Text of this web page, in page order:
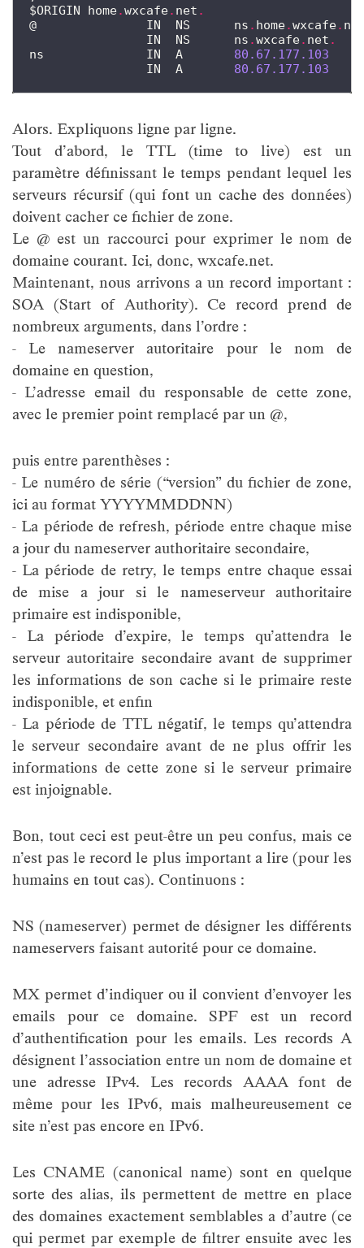
$ORIGIN
home.wxcafe. net .
@
IN NS ns . home.wxcafe.
IN
NS ns .wxcafe. net .
ns
IN A
80.67.177.103
IN
A 80.67.177.103
Alors. Expliquons ligne par ligne.
Tout d’abord, le TTL (time to live) est un
paramètre définissant le temps pendant lequel les
serveurs récursif (qui font un cache des données)
doivent cacher ce fichier de zone.
Le @ est un raccourci pour exprimer le nom de
domaine courant. Ici, donc, wxcafe.net.
Maintenant, nous arrivons a un record important :
SOA (Start of Authority). Ce record prend de
nombreux arguments, dans l’ordre :
- Le nameserver autoritaire pour le nom de
domaine en question,
- L’adresse email du responsable de cette zone,
avec le premier point remplacé par un @,
puis entre parenthèses :
- Le numéro de série (“version” du fichier de zone,
ici au format YYYYMMDDNN)
- La période de refresh, période entre chaque mise
a jour du nameserver authoritaire secondaire,
- La période de retry, le temps entre chaque essai
de mise a jour si le nameserveur authoritaire
primaire est indisponible,
- La période d’expire, le temps qu’attendra le
serveur autoritaire secondaire avant de supprimer
les informations de son cache si le primaire reste
indisponible, et enfin
- La période de TTL négatif, le temps qu’attendra
le serveur secondaire avant de ne plus offrir les
informations de cette zone si le serveur primaire
est injoignable.
Bon, tout ceci est peut-être un peu confus, mais ce
n’est pas le record le plus important a lire (pour les
humains en tout cas). Continuons :
NS (nameserver) permet de désigner les différents
nameservers faisant autorité pour ce domaine.
MX permet d’indiquer ou il convient d’envoyer les
emails pour ce domaine. SPF est un record
d’authentification pour les emails. Les records A
désignent l’association entre un nom de domaine et
une adresse IPv4. Les records AAAA font de
même pour les IPv6, mais malheureusement ce
site n’est pas encore en IPv6.
Les CNAME (canonical name) sont en quelque
sorte des alias, ils permettent de mettre en place
des domaines exactement semblables a d’autre (ce
qui permet par exemple de filtrer ensuite avec les